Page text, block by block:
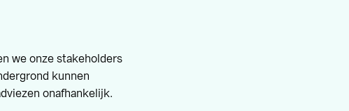
we onze stakeholders
kunnen
onafhankelijk.